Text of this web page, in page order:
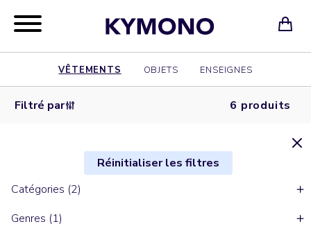
VÊTEMENTS OBJETS ENSEIGNES
Filtré par 6 produits
Réinitialiser les filtres
Catégories (2)
Genres (1)